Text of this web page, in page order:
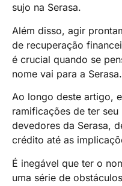
sujo na Serasa.
Além disso, agir
de recuperação
é crucial quando se
nome vai para a Serasa.
Ao longo deste artigo,
ramificações de ter
devedores da Serasa,
crédito até as
É inegável que ter o
uma série de